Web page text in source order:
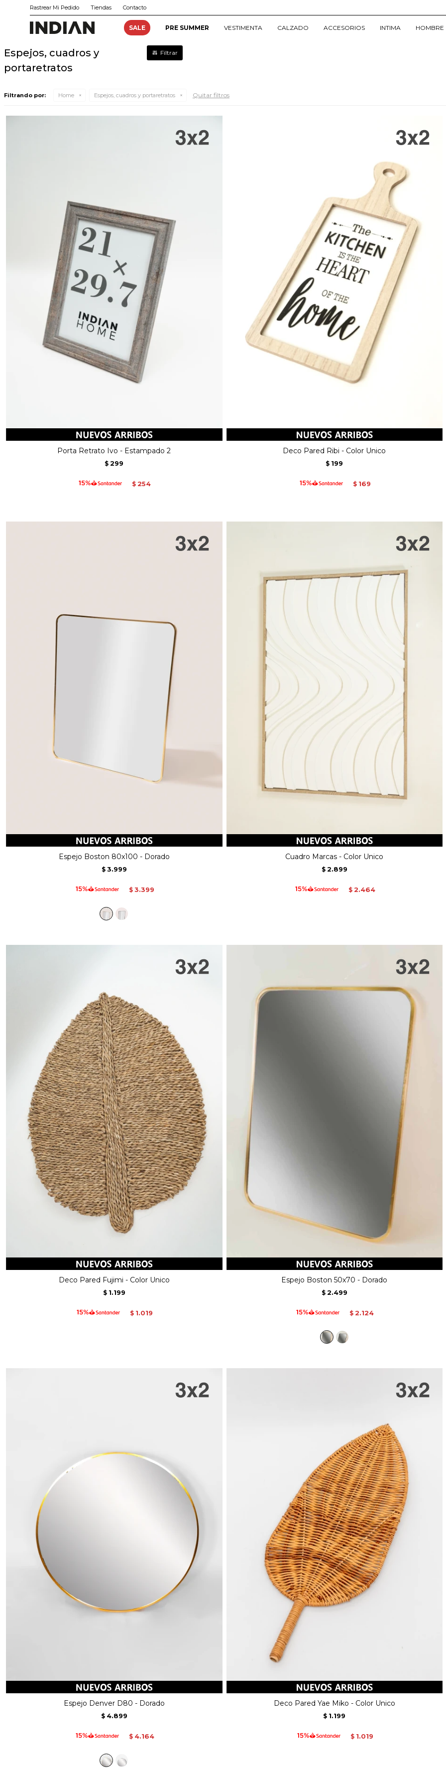
SALE PRE SUMMER VESTIMENTA CALZADO ACCESORIOS INTIMA HOMBRE
Rastrear Mi Pedido Tiendas Contacto
Espejos, cuadros y
portaretratos
Filtrando por: Home Espejos, cuadros y portaretratos Quitar filtros
Porta Retrato Ivo - Estampado 2
$ 299
$ 254
Deco Pared Ribi - Color Unico
$ 199
$ 169
Espejo Boston 80x100 - Dorado
$ 3.999
$ 3.399
Cuadro Marcas - Color Unico
$ 2.899
$ 2.464
Deco Pared Fujimi - Color Unico
$ 1.199
$ 1.019
Espejo Boston 50x70 - Dorado
$ 2.499
$ 2.124
Espejo Denver D80 - Dorado
$ 4.899
$ 4.164
Deco Pared Yae Miko - Color Unico
$ 1.199
$ 1.019